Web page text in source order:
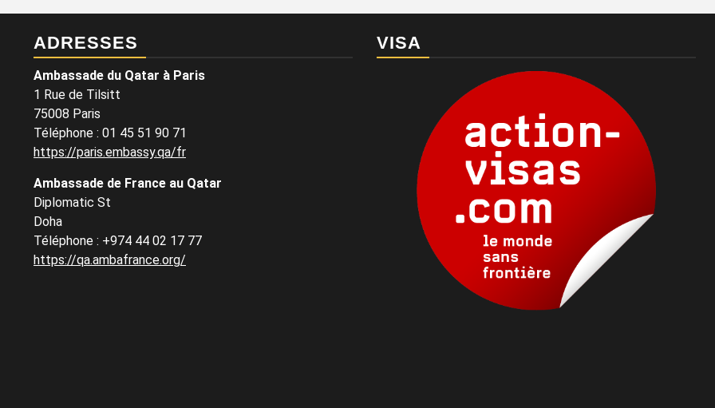
ADRESSES
Ambassade du Qatar à Paris
1 Rue de Tilsitt
75008 Paris
Téléphone : 01 45 51 90 71
https://paris.embassy.qa/fr
Ambassade de France au Qatar
Diplomatic St
Doha
Téléphone : +974 44 02 17 77
https://qa.ambafrance.org/
VISA